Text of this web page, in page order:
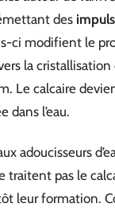
des
ci modifient le
la
Le calcaire
dans l’eau.
adoucisseurs
traitent pas le
leur formation.